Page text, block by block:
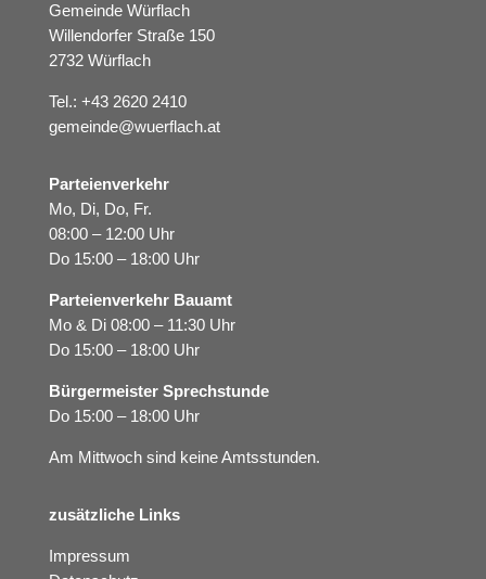
Gemeinde Würflach
Willendorfer Straße 150
2732 Würflach
Tel.: +43 2620 2410
gemeinde@wuerflach.at
Parteienverkehr
Mo, Di, Do, Fr.
08:00 – 12:00 Uhr
Do 15:00 – 18:00 Uhr
Parteienverkehr Bauamt
Mo & Di 08:00 – 11:30 Uhr
Do 15:00 – 18:00 Uhr
Bürgermeister Sprechstunde
Do 15:00 – 18:00 Uhr
Am Mittwoch sind keine Amtsstunden.
zusätzliche Links
Impressum